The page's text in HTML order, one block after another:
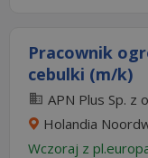
Pracownik
cebulki (m/k)
APN Plus Sp. z
Holandia
Wczoraj z